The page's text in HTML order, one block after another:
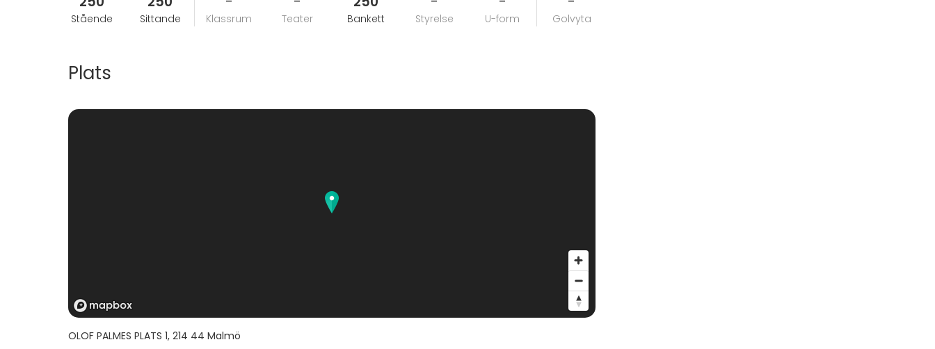
Stående Sittande Klassrum Teater Bankett Styrelse U-form Golvyta
Plats
OLOF PALMES PLATS 1, 214 44 Malmö